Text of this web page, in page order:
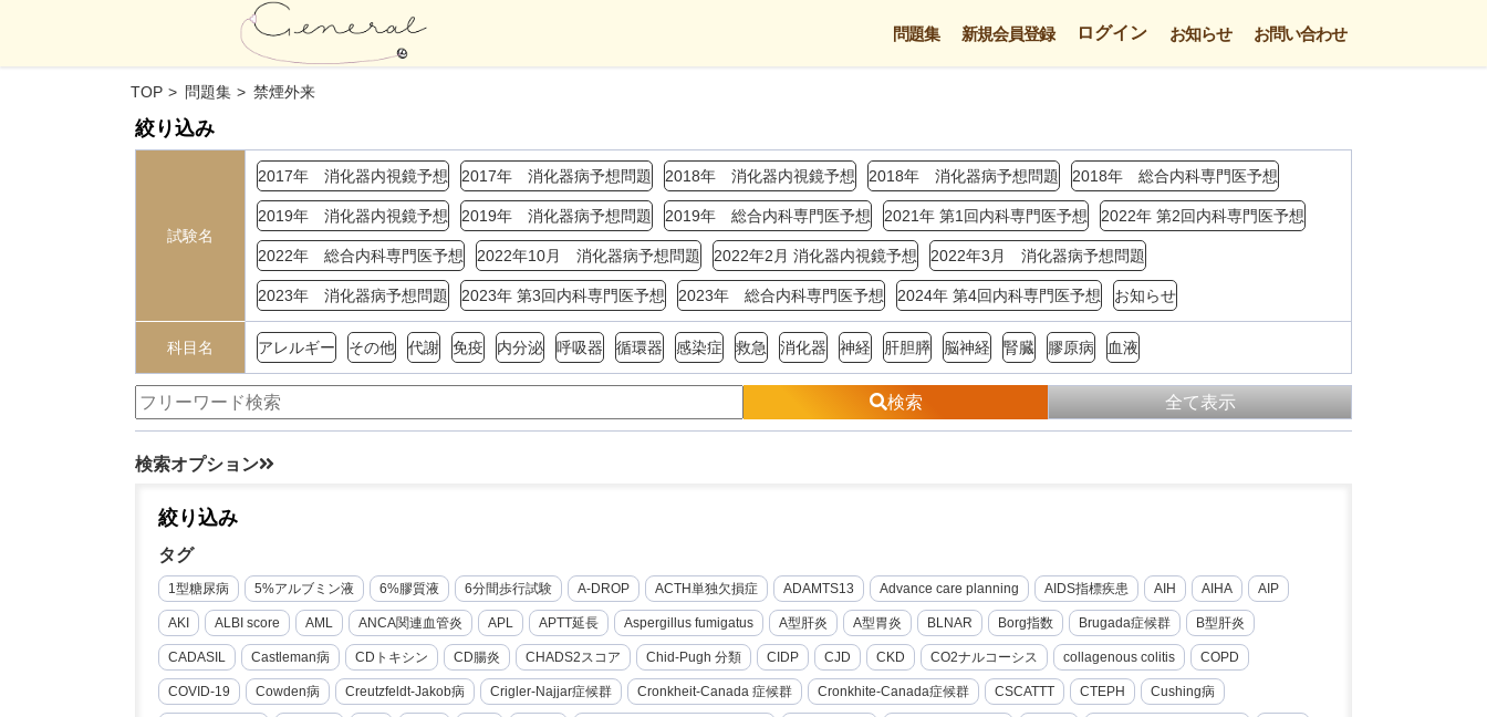
問題集 新規会員登録 ログイン お知らせ お問い合わせ
TOP 問題集 禁煙外来
絞り込み
試験名
2017年 消化器内視鏡予想 2017年 消化器病予想問題 2018年 消化器内視鏡予想 2018年 消化器病予想問題 2018年 総合内科専門医予想
2019年 消化器内視鏡予想 2019年 消化器病予想問題 2019年 総合内科専門医予想 2021年 第1回内科専門医予想 2022年 第2回内科専門医予想
2022年 総合内科専門医予想 2022年10月 消化器病予想問題 2022年2月 消化器内視鏡予想 2022年3月 消化器病予想問題
2023年 消化器病予想問題 2023年 第3回内科専門医予想 2023年 総合内科専門医予想 2024年 第4回内科専門医予想 お知らせ
科目名 アレルギー その他 代謝 免疫 内分泌 呼吸器 循環器 感染症 救急 消化器 神経 肝胆膵 脳神経 腎臓 膠原病 血液
検索 全て表示
検索オプション
絞り込み
タグ
1型糖尿病 5%アルブミン液 6%膠質液 6分間歩行試験 A-DROP ACTH単独欠損症 ADAMTS13 Advance care planning AIDS指標疾患 AIH AIHA AIP
AKI ALBI score AML ANCA関連血管炎 APL APTT延長 Aspergillus fumigatus A型肝炎 A型胃炎 BLNAR Borg指数 Brugada症候群 B型肝炎
CADASIL Castleman病 CDトキシン CD腸炎 CHADS2スコア Chid-Pugh 分類 CIDP CJD CKD CO2ナルコーシス collagenous colitis COPD
COVID-19 Cowden病 Creutzfeldt-Jakob病 Crigler-Najjar症候群 Cronkheit-Canada 症候群 Cronkhite-Canada症候群 CSCATTT CTEPH Cushing病